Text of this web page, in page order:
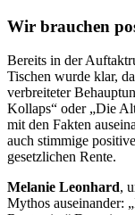
Wir brauchen
Bereits in der
Tischen wurde klar,
verbreiteter
Kollaps“ oder „Die
mit den Fakten
auch stimmige
gesetzlichen Rente.
Melanie Leonhard,
Mythos auseinander: